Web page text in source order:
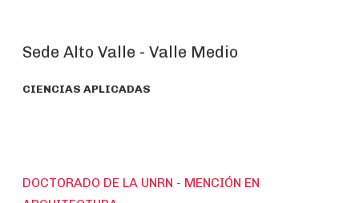
Sede Alto Valle - Valle Medio
CIENCIAS APLICADAS
DOCTORADO DE LA UNRN - MENCIÓN EN